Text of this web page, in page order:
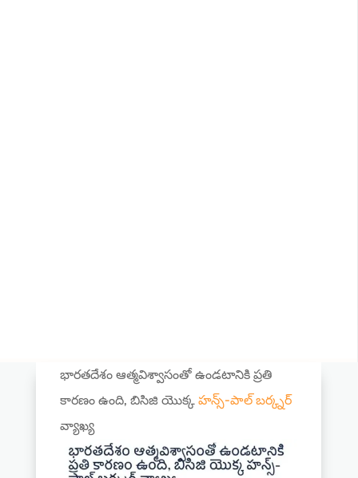
భారతదేశం ఆత్మవిశ్వాసంతో ఉండటానికి ప్రతి
కారణం ఉంది, బిసిజి యొక్క హన్స్-పాల్ బర్క్నర్
వ్యాఖ్య